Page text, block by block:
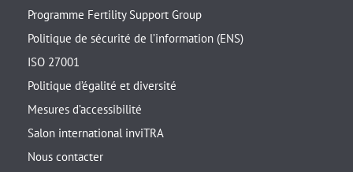
Programme Fertility Support Group
Politique de sécurité de l’information (ENS)
ISO 27001
Politique d’égalité et diversité
Mesures d’accessibilité
Salon international inviTRA
Nous contacter